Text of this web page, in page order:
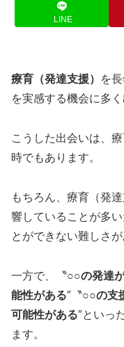
LINE
療育（発達支援）
を
を実感する機会に多
こうした出会いは、
時でもあります。
もちろん、療育（発
響していることが多
とができない難しさが
一方で、〝○○の発達
能性がある″〝○○の支
可能性がある″といっ
ます。